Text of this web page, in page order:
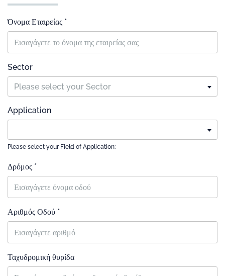
Όνομα Εταιρείας *
Sector
Please select your Sector
Application
Please select your Field of Application:
Δρόμος *
Αριθμός Οδού *
Ταχυδρομική θυρίδα